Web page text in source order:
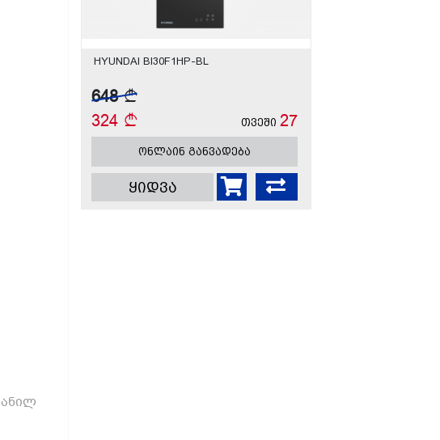
HYUNDAI BI30F1HP-BL
648
324
თვეში 27
ონლაინ განვადება
ყიდვა